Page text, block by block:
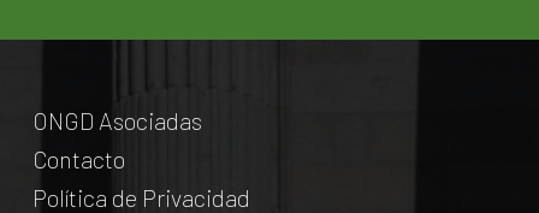
ONGD Asociadas
Contacto
Política de Privacidad